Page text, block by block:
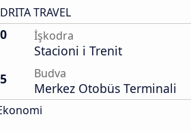
DRITA TRAVEL
İşkodra
Stacioni i Trenit
Budva
Merkez Otobüs Terminali